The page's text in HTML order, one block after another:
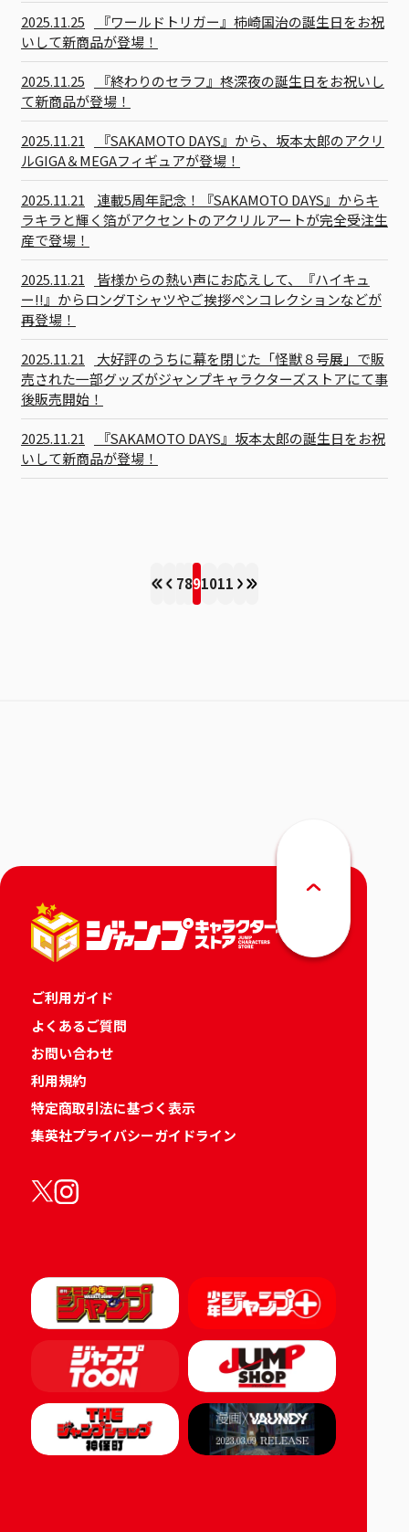
2025.11.25
『ワールドトリガー』柿崎国治の誕生日をお祝
いして新商品が登場！
2025.11.25
『終わりのセラフ』柊深夜の誕生日をお祝いし
て新商品が登場！
2025.11.21
『SAKAMOTO DAYS』から、坂本太郎のアクリ
ルGIGA＆MEGAフィギュアが登場！
2025.11.21
連載5周年記念！『SAKAMOTO DAYS』からキ
ラキラと輝く箔がアクセントのアクリルアートが完全受注生
産で登場！
2025.11.21
皆様からの熱い声にお応えして、『ハイキュ
ー!!』からロングTシャツやご挨拶ペンコレクションなどが
再登場！
2025.11.21
大好評のうちに幕を閉じた「怪獣８号展」で販
売された一部グッズがジャンプキャラクターズストアにて事
後販売開始！
2025.11.21
『SAKAMOTO DAYS』坂本太郎の誕生日をお祝
いして新商品が登場！
7891011
ご利用ガイド
よくあるご質問
お問い合わせ
利用規約
特定商取引法に基づく表示
集英社プライバシーガイドライン